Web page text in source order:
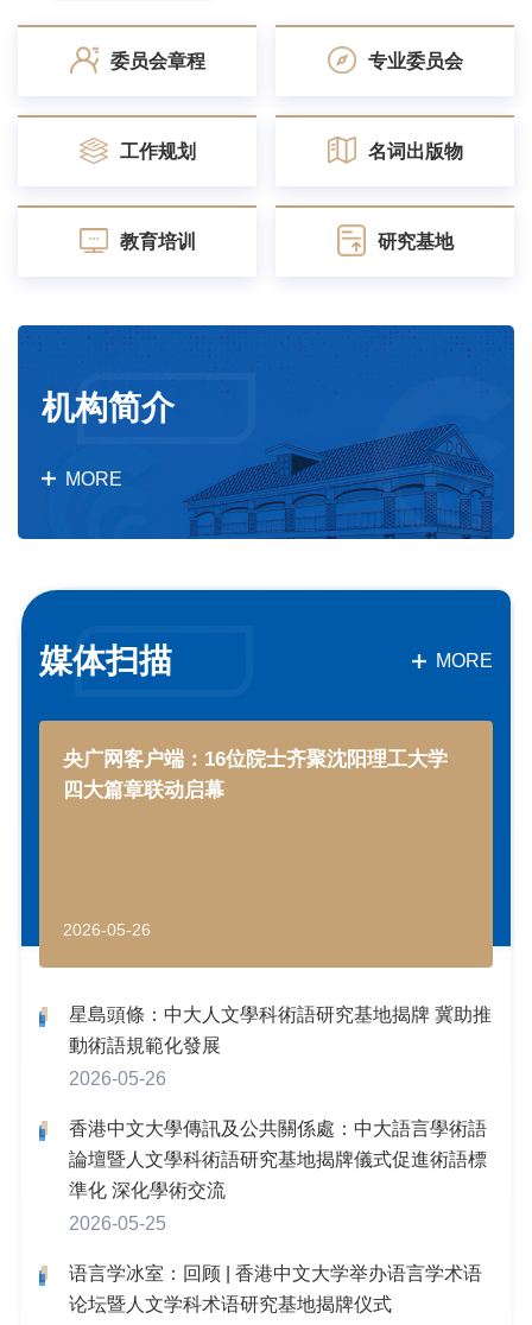
委员会章程 专业委员会
工作规划 名词出版物
教育培训 研究基地
机构简介
MORE
媒体扫描 MORE
央广网客户端：16位院士齐聚沈阳理工大学
四大篇章联动启幕
2026-05-26
星島頭條：中大人文學科術語研究基地揭牌 冀助推
動術語規範化發展
2026-05-26
香港中文大學傳訊及公共關係處：中大語言學術語
論壇暨人文學科術語研究基地揭牌儀式促進術語標
準化 深化學術交流
2026-05-25
语言学冰室：回顾 | 香港中文大学举办语言学术语
论坛暨人文学科术语研究基地揭牌仪式